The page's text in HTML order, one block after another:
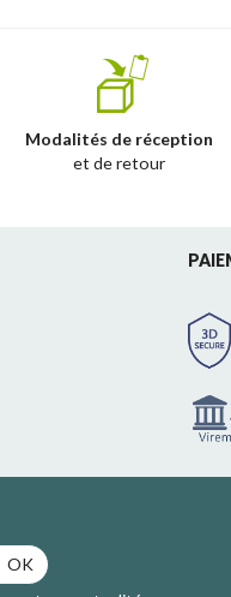
Modalités de réception
et de retour
OK